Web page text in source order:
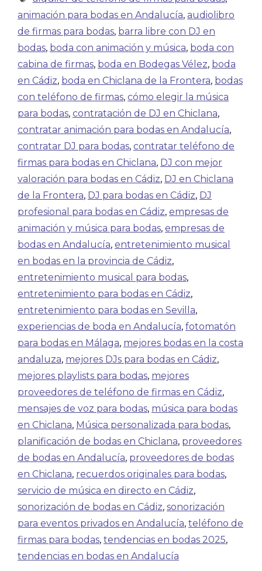
animación para bodas en Andalucía, audiolibro
de firmas para bodas, barra libre con DJ en
bodas, boda con animación y música, boda con
cabina de firmas, boda en Bodegas Vélez, boda
en Cádiz, boda en Chiclana de la Frontera, bodas
con teléfono de firmas, cómo elegir la música
para bodas, contratación de DJ en Chiclana,
contratar animación para bodas en Andalucía,
contratar DJ para bodas, contratar teléfono de
firmas para bodas en Chiclana, DJ con mejor
valoración para bodas en Cádiz, DJ en Chiclana
de la Frontera, DJ para bodas en Cádiz, DJ
profesional para bodas en Cádiz, empresas de
animación y música para bodas, empresas de
bodas en Andalucía, entretenimiento musical
en bodas en la provincia de Cádiz,
entretenimiento musical para bodas,
entretenimiento para bodas en Cádiz,
entretenimiento para bodas en Sevilla,
experiencias de boda en Andalucía, fotomatón
para bodas en Málaga, mejores bodas en la costa
andaluza, mejores DJs para bodas en Cádiz,
mejores playlists para bodas, mejores
proveedores de teléfono de firmas en Cádiz,
mensajes de voz para bodas, música para bodas
en Chiclana, Música personalizada para bodas,
planificación de bodas en Chiclana, proveedores
de bodas en Andalucía, proveedores de bodas
en Chiclana, recuerdos originales para bodas,
servicio de música en directo en Cádiz,
sonorización de bodas en Cádiz, sonorización
para eventos privados en Andalucía, teléfono de
firmas para bodas, tendencias en bodas 2025,
tendencias en bodas en Andalucía